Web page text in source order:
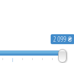
2 099 ₴